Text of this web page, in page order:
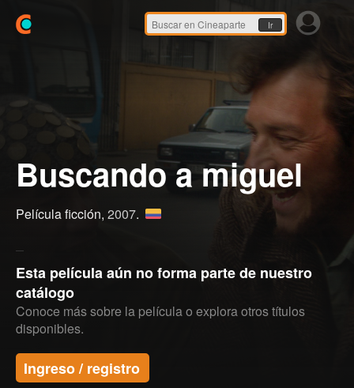
Ir
Buscando a miguel
Película ficción, 2007.
Esta película aún no forma parte de nuestro
catálogo
Conoce más sobre la película o explora otros títulos
disponibles.
Ingreso / registro